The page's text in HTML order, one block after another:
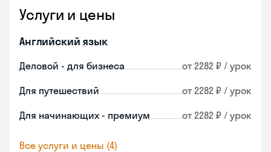
Услуги и цены
Английский язык
Деловой - для бизнеса от 2282 ₽ / урок
Для путешествий от 2282 ₽ / урок
Для начинающих - премиум от 2282 ₽ / урок
Все услуги и цены (4)